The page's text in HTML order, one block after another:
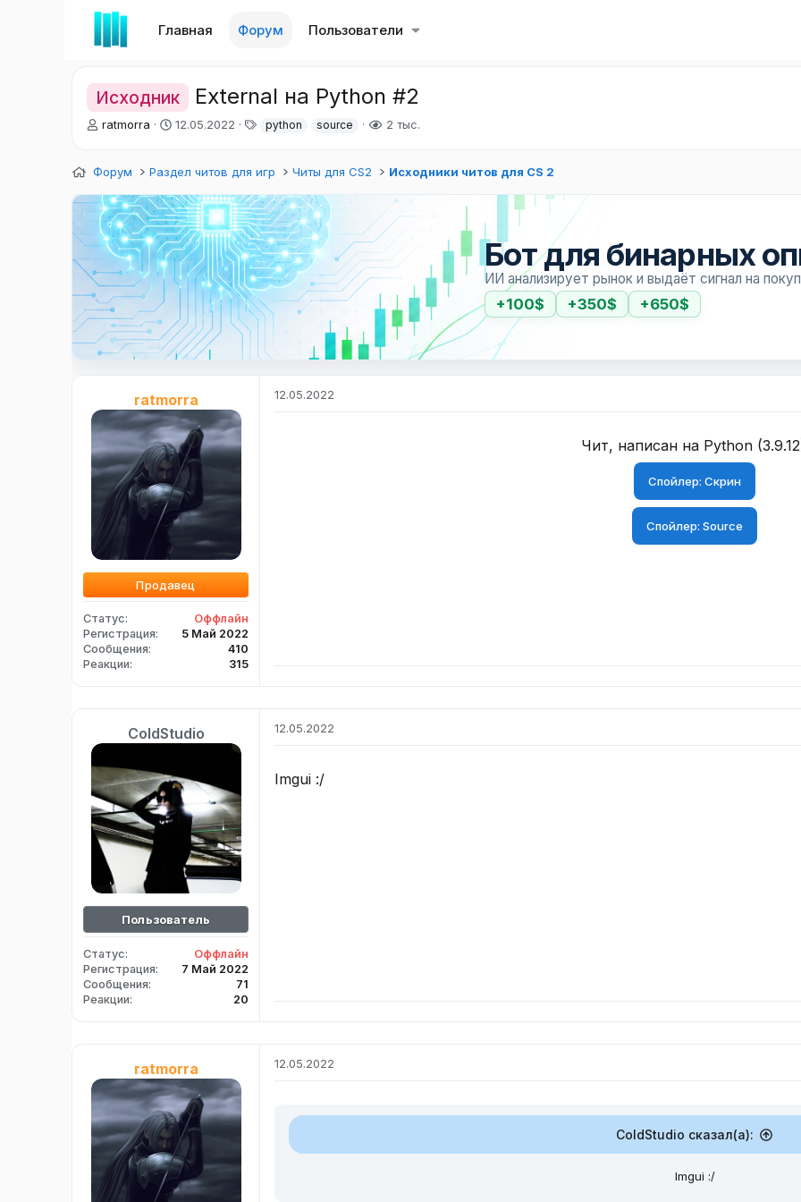
Главная Форум Пользователи
Исходник External на Python #2
А
о
т
е
м
ы
ratmorra
Д
а
а
ч
а
л
а
12.05.2022
Т
и
python source 2 тыс.
Форум Раздел читов для игр Читы для CS2 Исходники читов для CS 2
Бот для бинарных
ИИ анализирует рынок и выдаёт сигнал на
+100$ +350$ +650$
ratmorra
Продавец
Статус
Оффлайн
Регистрация
5 Май 2022
Сообщения
410
Реакции
315
12.05.2022
Чит, написан на Python
Спойлер: Скрин
Спойлер: Source
ColdStudio
Пользователь
Статус
Оффлайн
Регистрация
7 Май 2022
Сообщения
71
Реакции
20
12.05.2022
Imgui :/
ratmorra 12.05.2022
ColdStudio сказал(а):
Imgui :/